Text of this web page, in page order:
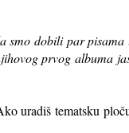
dobili par
prvog albuma
uradiš tematsku